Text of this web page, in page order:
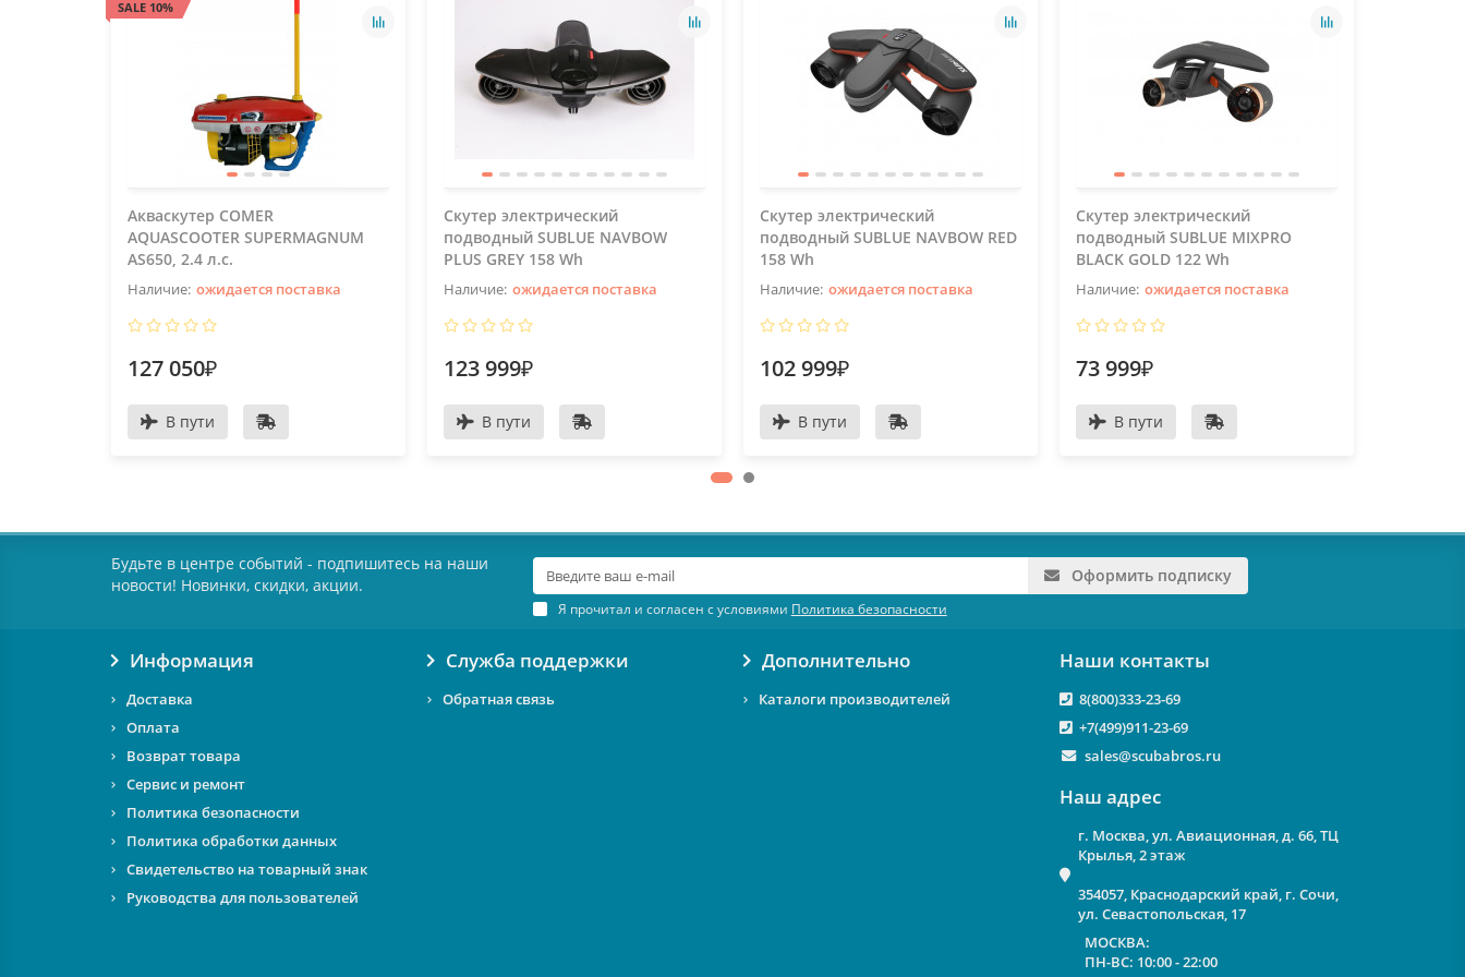
SALE 10%
Акваскутер COMER
AQUASCOOTER SUPERMAGNUM
AS650, 2.4 л.с.
ожидается поставка
127 050₽
В пути
Скутер электрический
подводный SUBLUE NAVBOW
PLUS GREY 158 Wh
ожидается поставка
123 999₽
В пути
Скутер электрический
подводный SUBLUE NAVBOW RED
158 Wh
ожидается поставка
102 999₽
В пути
Скутер электрический
подводный SUBLUE MIXPRO
BLACK GOLD 122 Wh
ожидается поставка
73 999₽
В пути
Будьте в центре событий - подпишитесь на наши
новости! Новинки, скидки, акции.
Оформить подписку
Я прочитал и согласен с условиями Политика безопасности
Информация
Доставка
Оплата
Возврат товара
Сервис и ремонт
Политика безопасности
Политика обработки данных
Свидетельство на товарный знак
Руководства для пользователей
Служба поддержки
Обратная связь
Дополнительно
Каталоги производителей
Наши контакты
8(800)333-23-69
+7(499)911-23-69
sales@scubabros.ru
Наш адрес
г. Москва, ул. Авиационная, д. 66, ТЦ
Крылья, 2 этаж
354057, Краснодарский край, г. Сочи,
ул. Севастопольская, 17
МОСКВА:
ПН-ВС: 10:00 - 22:00